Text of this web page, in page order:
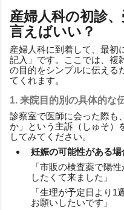
産婦人科の初診
言えばいい？
産婦人科に到着して、最初
記入」です。ここでは、複
の目的をシンプルに伝える
てくれます。
1. 来院目的別の具体的な
診察室で医師に会った際も
か」という主訴（しゅそ）
してみてください。
妊娠の可能性がある場
「市販の検査薬で陽
したくて来ました」
「生理が予定日より1
お願いしたいです」